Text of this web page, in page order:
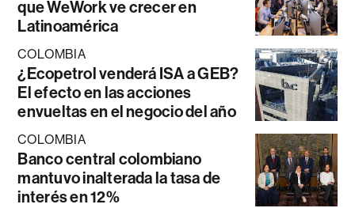
que WeWork ve crecer en
Latinoamérica
COLOMBIA
¿Ecopetrol venderá ISA a GEB?
El efecto en las acciones
envueltas en el negocio del año
COLOMBIA
Banco central colombiano
mantuvo inalterada la tasa de
interés en 12%